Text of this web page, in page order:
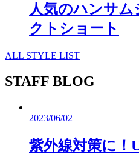
人気のハンサ
クトショート
ALL STYLE LIST
STAFF BLOG
2023/06/02
紫外線対策に！